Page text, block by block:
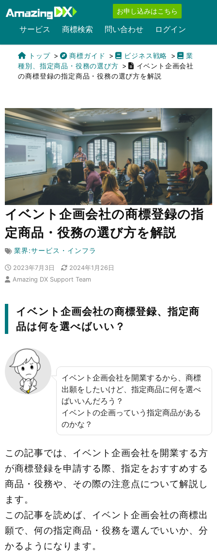
お申し込みはこちら
サービス 商標検索 問い合わせ ログイン
トップ 商標ガイド ビジネス戦略
業
種別、指定商品・役務の選び方
イベント企画会社
の商標登録の指定商品・役務の選び方を解説
イベント企画会社の商標登録の指
定商品・役務の選び方を解説
業界:サービス・インフラ
2023年7月3日
2024年1月26日
Amazing DX Support Team
イベント企画会社の商標登録、指定商
品は何を選べばいい？
イベント企画会社を開業するから、商標
出願をしたいけど、指定商品に何を選べ
ばいいんだろう？
イベントの企画っていう指定商品がある
のかな？
この記事では、イベント企画会社を開業する方
が商標登録を申請する際、指定をおすすめする
商品・役務や、その際の注意点について解説し
ます。
この記事を読めば、イベント企画会社の商標出
願で、何の指定商品・役務を選んでいいか、分
かるようになります。